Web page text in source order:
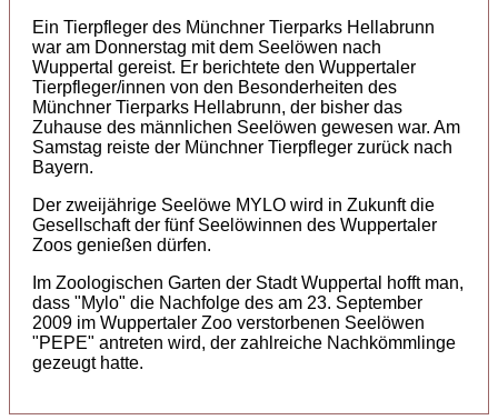
Ein Tierpfleger des Münchner Tierparks Hellabrunn
war am Donnerstag mit dem Seelöwen nach
Wuppertal gereist. Er berichtete den Wuppertaler
Tierpfleger/innen von den Besonderheiten des
Münchner Tierparks Hellabrunn, der bisher das
Zuhause des männlichen Seelöwen gewesen war. Am
Samstag reiste der Münchner Tierpfleger zurück nach
Bayern.
Der zweijährige Seelöwe MYLO wird in Zukunft die
Gesellschaft der fünf Seelöwinnen des Wuppertaler
Zoos genießen dürfen.
Im Zoologischen Garten der Stadt Wuppertal hofft man,
dass "Mylo" die Nachfolge des am 23. September
2009 im Wuppertaler Zoo verstorbenen Seelöwen
"PEPE" antreten wird, der zahlreiche Nachkömmlinge
gezeugt hatte.